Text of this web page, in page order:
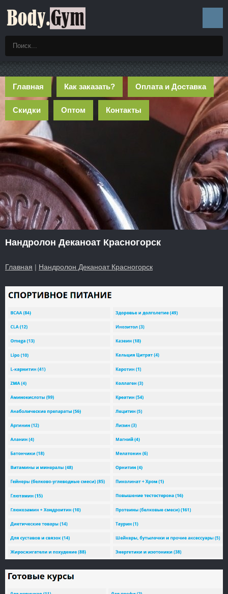
Главная Как заказать? Оплата и Доставка
Скидки Оптом Контакты
Нандролон Деканоат Красногорск
Главная | Нандролон Деканоат Красногорск